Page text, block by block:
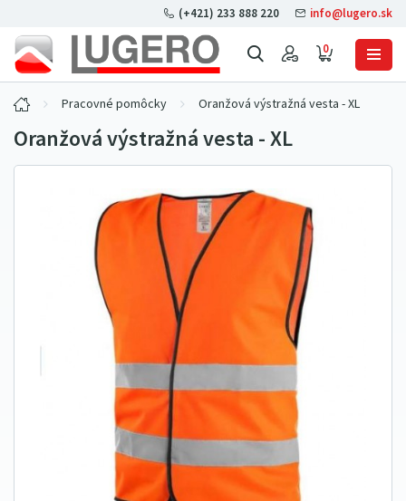
0
(+421) 233 888 220 info@lugero.sk
Pracovné pomôcky Oranžová výstražná vesta - XL
Oranžová výstražná vesta - XL